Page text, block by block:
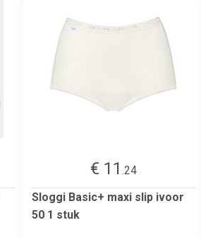
€ 11 .24
Sloggi Basic+ maxi slip ivoor
50 1 stuk